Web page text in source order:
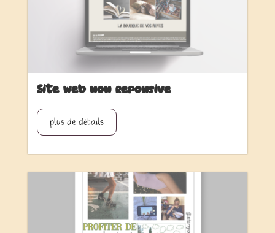
Site web non reponsive
plus de détails